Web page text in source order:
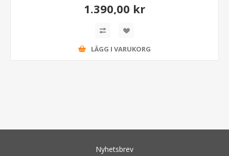
1.390,00 kr
LÄGG I VARUKORG
Nyhetsbrev